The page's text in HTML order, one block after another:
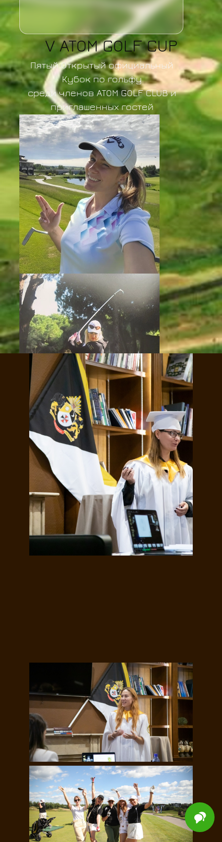
V ATOM GOLF CUP
Пятый Открытый официальный
Кубок по гольфу
среди членов ATOM GOLF CLUB и
приглашенных гостей
Защита эссе по БИО-
Эдвайзингу
Ежегодный Гольф
Кубок